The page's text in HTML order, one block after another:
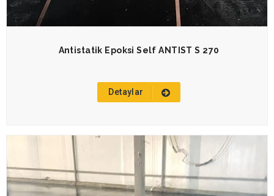
Antistatik Epoksi Self ANTIST S 270
Detaylar